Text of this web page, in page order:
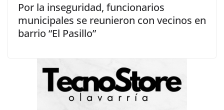
Por la inseguridad, funcionarios
municipales se reunieron con vecinos en
barrio “El Pasillo”